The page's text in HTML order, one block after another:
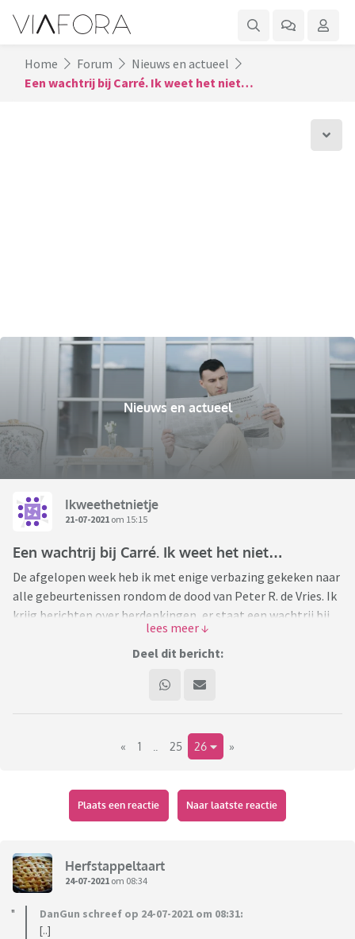
Home Forum
Nieuws en actueel
Een wachtrij bij Carré. Ik weet het niet…
Nieuws en actueel
Ikweethetnietje
21-07-2021 om 15:15
Een wachtrij bij Carré. Ik weet het niet…
De afgelopen week heb ik met enige verbazing gekeken naar
alle gebeurtenissen rondom de dood van Peter R. de Vries. Ik
krijg berichten over herdenkingen, er staat een wachtrij bij
Carré en ik snap eigenlijk niet zo goed waarom.
Nu moet ik eerlijk bekennen dat ik geen grote tv-kijker ben
altijd zappen. Misschien dat ik het hierdoor ook niet snap.
Ik erken dat hij belangrijk was voor de (misdaad)journalistiek
in Nederland en dat deze aanslag in het licht van de vrije
journalistiek een belangrijke gebeurtenis is, maar deze
Is het de daad die half Nederland op de been brengt of is het
de persoon?
de rij bij Carré zou gaan staan/staat.
Deel dit bericht:
« 1 25 26 »
Plaats een reactie Naar laatste reactie
Herfstappeltaart
24-07-2021 om 08:34
DanGun schreef op 24-07-2021 om 08:31:
[..]